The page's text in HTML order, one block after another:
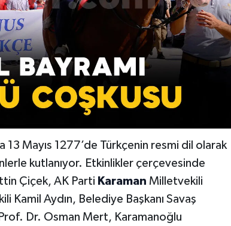
13 Mayıs 1277’de Türkçenin resmi dil olarak
kutlanıyor. Etkinlikler çerçevesinde
Çiçek, AK Parti Karaman Milletvekili
Kamil Aydın, Belediye Başkanı Savaş
Prof. Dr. Osman Mert, Karamanoğlu